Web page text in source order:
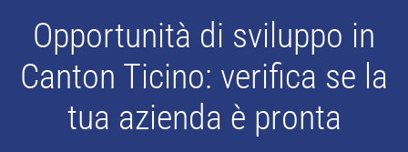
Opportunità di sviluppo in
Canton Ticino: verifica se la
tua azienda è pronta